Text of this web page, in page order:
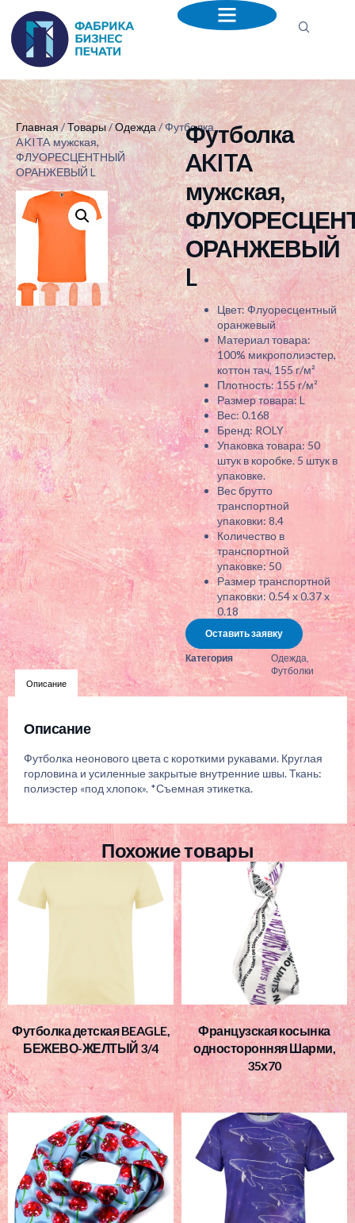
Главная/Товары/Одежда / Футболка
AKITA мужская,
ФЛУОРЕСЦЕНТНЫЙ
ОРАНЖЕВЫЙ L
Футболка
AKITA
мужская,
ОРАНЖЕВЫЙ
L
Цвет: Флуоресцентный
оранжевый
Материал товара:
100% микрополиэстер,
коттон тач, 155 г/м²
Плотность: 155 г/м²
Размер товара: L
Вес: 0.168
Бренд: ROLY
Упаковка товара: 50
штук в коробке. 5 штук в
упаковке.
Вес брутто
транспортной
упаковки: 8.4
Количество в
транспортной
упаковке: 50
Размер транспортной
упаковки: 0.54 x 0.37 x
0.18
Оставить заявку
Категория Одежда
Футболки
Описание
Описание
Футболка неонового цвета с короткими рукавами. Круглая
горловина и усиленные закрытые внутренние швы. Ткань:
полиэстер «под хлопок». *Съемная этикетка.
Похожие товары
Футболка детская BEAGLE,
БЕЖЕВО-ЖЕЛТЫЙ 3/4
Французская косынка
односторонняя Шарми,
35х70